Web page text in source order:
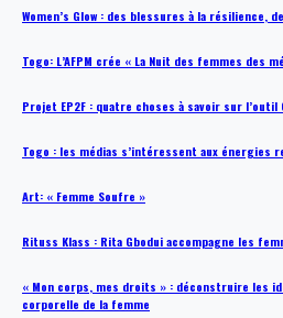
Women’s Glow : des blessures à la résilience,
Togo: L’AFPM crée « La Nuit des femmes des
Projet EP2F : quatre choses à savoir sur l’outil
Togo : les médias s’intéressent aux énergies
Art: « Femme Soufre »
Rituss Klass : Rita Gbodui accompagne les
« Mon corps, mes droits » : déconstruire les
corporelle de la femme